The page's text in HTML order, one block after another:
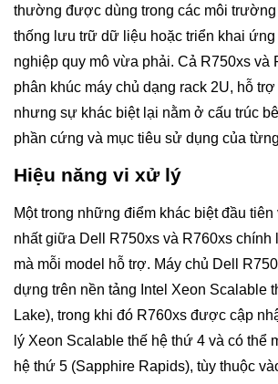
thường được dùng trong các môi
thống lưu trữ dữ liệu hoặc triển khai ứng
nghiệp quy mô vừa phải. Cả R750xs và
phân khúc máy chủ dạng rack 2U, hỗ
nhưng sự khác biệt lại nằm ở cấu trúc
phần cứng và mục tiêu sử dụng của
Hiệu năng vi xử lý
Một trong những điểm khác biệt đầu tiên
nhất giữa Dell R750xs và R760xs chính
mà mỗi model hỗ trợ. Máy chủ Dell
dựng trên nền tảng Intel Xeon Scalable
Lake), trong khi đó R760xs được cập
lý Xeon Scalable thế hệ thứ 4 và có thể
hệ thứ 5 (Sapphire Rapids), tùy thuộc